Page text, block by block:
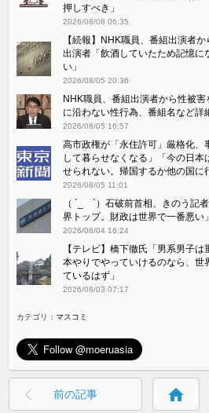
押しすべき」
2026/08/08 06:35
【続報】NHK職員、番組出演者
出演者「飲酒していたため記憶に
い」
2026/08/05 20:36
NHK職員、番組出演者から性被
に沿わない性行為、番組名など詳
2026/08/05 16:57
高市政権が「永住許可」厳格化、
して暮らせなくなる」「今の日本
せられない。帰国するか他の国に
2026/08/05 11:01
（ ´_ゝ`）石破前首相、きのう記
界トップ。財政は世界で一番悪い」
2026/08/04 16:24
【テレビ】橋下徹氏「男系男子
本やりでやっていけるのなら、世
ているはず」
2026/08/03 07:17
カテゴリ：マスコミ
前の記事 home